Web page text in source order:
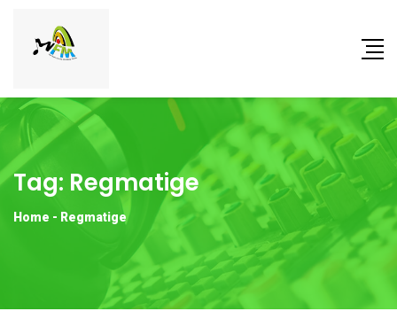
Tag: Regmatige
Home - Regmatige